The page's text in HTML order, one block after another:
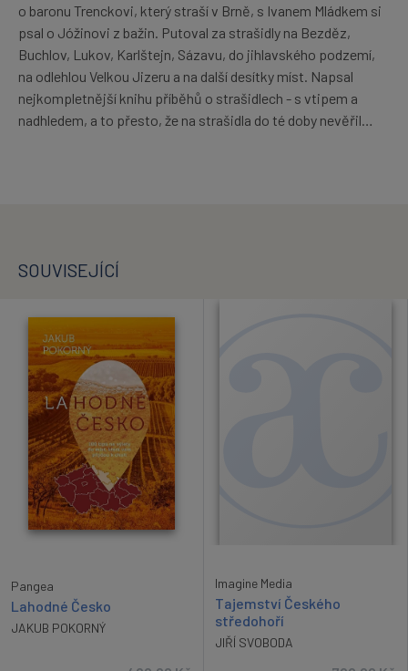
o baronu Trenckovi, který straší v Brně, s Ivanem Mládkem si
psal o Jóžinovi z bažin. Putoval za strašidly na Bezděz,
Buchlov, Lukov, Karlštejn, Sázavu, do jihlavského podzemí,
na odlehlou Velkou Jizeru a na další desítky míst. Napsal
nejkompletnější knihu příběhů o strašidlech - s vtipem a
nadhledem, a to přesto, že na strašidla do té doby nevěřil…
SOUVISEJÍCÍ
Pangea
Lahodné Česko
JAKUB POKORNÝ
Imagine Media
Tajemství Českého
středohoří
JIŘÍ SVOBODA